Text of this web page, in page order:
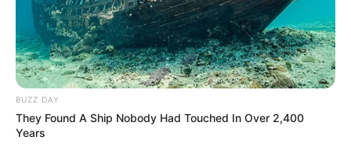
Acara TV
BUZZ DAY
They Found A Ship Nobody Had Touched In Over 2,400
Years